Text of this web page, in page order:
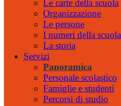
Le carte della scuola
Organizzazione
Le persone
I numeri della scuola
La storia
Servizi
Panoramica
Personale scolastico
Famiglie e studenti
Percorsi di studio